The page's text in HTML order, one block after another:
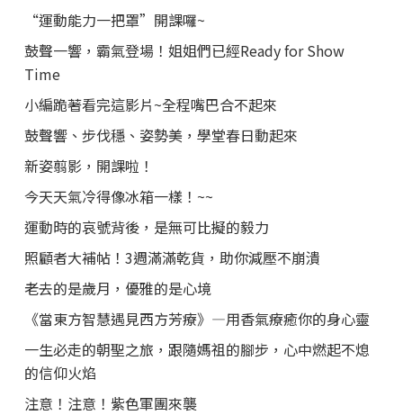
“運動能力一把罩”開課囉~
鼓聲一響，霸氣登場！姐姐們已經Ready for Show
Time
小編跪著看完這影片~全程嘴巴合不起來
鼓聲響、步伐穩、姿勢美，學堂春日動起來
新姿翦影，開課啦！
今天天氣冷得像冰箱一樣！~~
運動時的哀號背後，是無可比擬的毅力
照顧者大補帖！3週滿滿乾貨，助你減壓不崩潰
老去的是歲月，優雅的是心境
《當東方智慧遇見西方芳療》—用香氣療癒你的身心靈
一生必走的朝聖之旅，跟隨媽祖的腳步，心中燃起不熄
的信仰火焰
注意！注意！紫色軍團來襲